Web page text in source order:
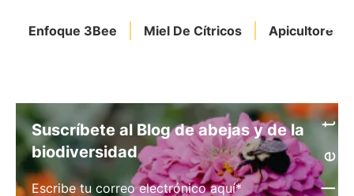
Enfoque 3Bee Miel De Cítricos Apicultores
Suscríbete al Blog de abejas y de la
biodiversidad
Escribe tu correo electrónico aquí*